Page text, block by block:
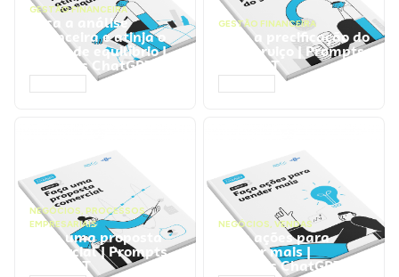
GESTÃO FINANCEIRA
Faça a análise
financeira e atinja o
ponto de equilíbrio |
Prompts ChatGPT
GESTÃO FINANCEIRA
Faça a precificação do
seu serviço | Prompts
ChatGPT
NEGÓCIOS, PROCESSOS
EMPRESARIAIS
Faça uma proposta
comercial | Prompts
ChatGPT
NEGÓCIOS, VENDAS
Faça ações para
vender mais |
Prompts ChatGPT